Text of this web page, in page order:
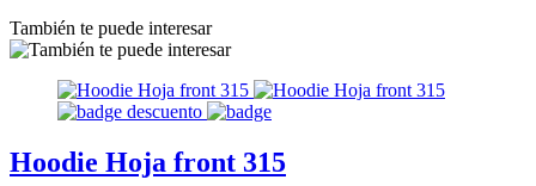
También te puede interesar
Hoodie Hoja front 315